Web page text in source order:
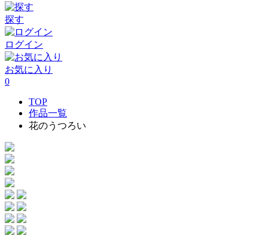
探す
ログイン
お気に入り
0
TOP
作品一覧
花のうつろい